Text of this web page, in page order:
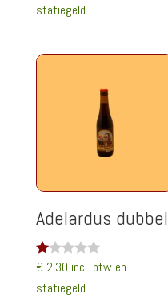
statiegeld
Adelardus dubbel
W
rd
€ 2,30 incl. btw en
statiegeld